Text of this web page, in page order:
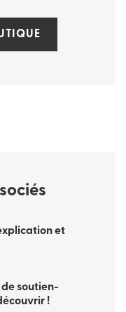
et
soutien-
!